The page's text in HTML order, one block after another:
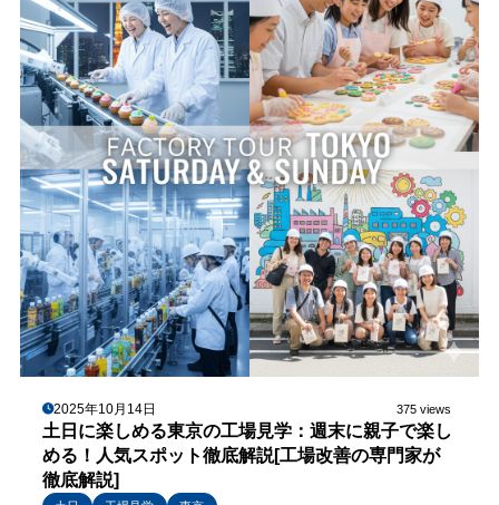
2025年10月14日 375 views
土日に楽しめる東京の工場見学：週末に親子で楽し
める！人気スポット徹底解説[工場改善の専門家が
徹底解説]